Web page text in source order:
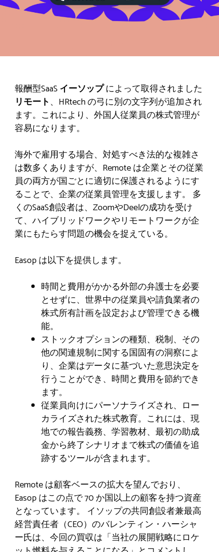
報酬型SaaS イーソップによって取得されました
リモート、HRtech の弓に別の文字列が追加され
ます。これにより、外国人従業員の株式管理が
容易になります。
海外で雇用する場合、対処すべき法的な複雑さ
は数多くありますが、Remote は企業とその従業
員の両方が国ごとに適切に保護されるようにす
ることで、企業の従業員管理を支援します。 多
くのSaaS創設者は、ZoomやDeelの成功を受け
て、ハイブリッドワークやリモートワークが企
業にもたらす問題の機会を捉えている。
Easop は以下を提供します。
時間と費用がかかる外部の弁護士を必要
とせずに、世界中の従業員や請負業者の
株式所有計画を設定および管理できる機
能。
ストックオプションの種類、税制、その
他の関連規制に関する国固有の洞察によ
り、企業はデータに基づいた意思決定を
行うことができ、時間と費用を節約でき
ます。
従業員向けにパーソナライズされ、ロー
カライズされた株式教育。これには、現
地での報告義務、学習教材、最初の助成
金から終了シナリオまで株式の価値を追
跡するツールが含まれます。
Remote は顧客ベースの拡大を望んでおり、
Easop はこの点で 70 か国以上の顧客を持つ資産
となっています。 イソップの共同創設者兼最高
経営責任者（CEO）のバレンティン・ハーシャ
ー氏は、今回の買収は「当社の展開戦略にロケ